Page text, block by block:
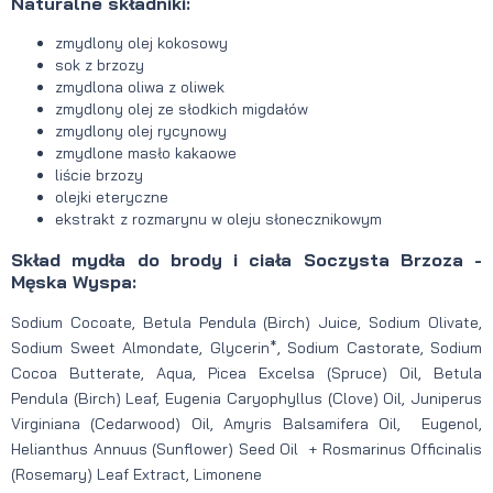
zmydlony olej kokosowy
sok z brzozy
zmydlona oliwa z oliwek
zmydlony olej ze słodkich migdałów
zmydlony olej rycynowy
zmydlone masło kakaowe
liście brzozy
olejki eteryczne
ekstrakt z rozmarynu w oleju słonecznikowym
Skład mydła do brody i ciała Soczysta Brzoza -
Męska Wyspa:
Sodium Cocoate, Betula Pendula (Birch) Juice, Sodium Olivate,
Sodium Sweet Almondate, Glycerin*, Sodium Castorate, Sodium
Cocoa Butterate, Aqua, Picea Excelsa (Spruce) Oil, Betula
Pendula (Birch) Leaf, Eugenia Caryophyllus (Clove) Oil, Juniperus
Virginiana (Cedarwood) Oil, Amyris Balsamifera Oil, Eugenol,
Helianthus Annuus (Sunflower) Seed Oil + Rosmarinus Officinalis
(Rosemary) Leaf Extract, Limonene